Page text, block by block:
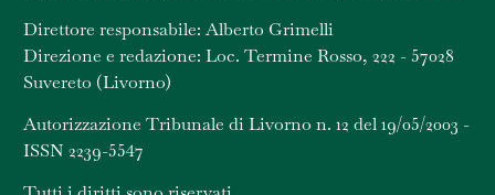
Direttore responsabile: Alberto Grimelli
Direzione e redazione: Loc. Termine Rosso, 222 - 57028
Suvereto (Livorno)
Autorizzazione Tribunale di Livorno n. 12 del 19/05/2003 -
ISSN 2239-5547